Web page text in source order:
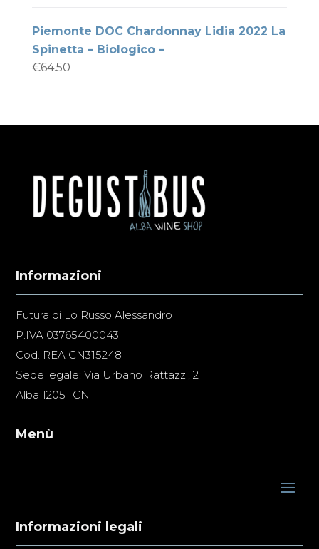
Piemonte DOC Chardonnay Lidia 2022 La
Spinetta – Biologico –
€64.50
Informazioni
Futura di Lo Russo Alessandro
P.IVA 03765400043
Cod. REA CN315248
Sede legale: Via Urbano Rattazzi, 2
Alba 12051 CN
Menù
Informazioni legali